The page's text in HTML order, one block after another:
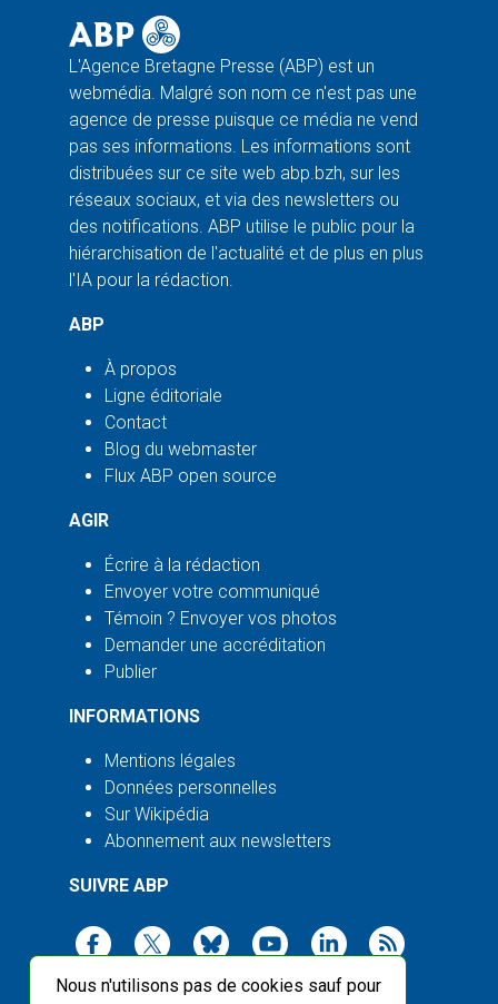
Nous n'utilisons pas de cookies sauf pour
L'Agence Bretagne Presse (ABP) est un
webmédia. Malgré son nom ce n'est pas une
agence de presse puisque ce média ne vend
pas ses informations. Les informations sont
distribuées sur ce site web abp.bzh, sur les
réseaux sociaux, et via des newsletters ou
des notifications. ABP utilise le public pour la
hiérarchisation de l'actualité et de plus en plus
l'IA pour la rédaction.
ABP
À propos
Ligne éditoriale
Contact
Blog du webmaster
Flux ABP open source
AGIR
Écrire à la rédaction
Envoyer votre communiqué
Témoin ? Envoyer vos photos
Demander une accréditation
Publier
INFORMATIONS
Mentions légales
Données personnelles
Sur Wikipédia
Abonnement aux newsletters
SUIVRE ABP